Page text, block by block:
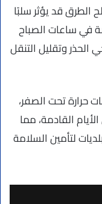
الطرق قد يؤثر سلبًا
في ساعات الصباح
الحذر وتقليل التنقل
حرارة تحت الصفر،
القادمة، مما
لتأمين السلامة